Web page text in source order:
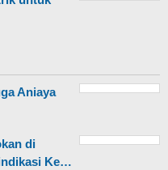
Aniaya
di
Ke…